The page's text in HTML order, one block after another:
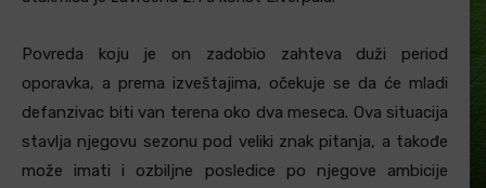
Povreda koju je on zadobio zahteva duži period
oporavka, a prema izveštajima, očekuje se da će mladi
defanzivac biti van terena oko dva meseca. Ova situacija
stavlja njegovu sezonu pod veliki znak pitanja, a takođe
može imati i ozbiljne posledice po njegove ambicije